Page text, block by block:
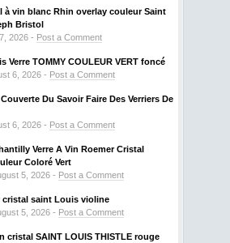
à vin blanc Rhin overlay couleur Saint
Bristol
2026 - Post a Comment
Verre TOMMY COULEUR VERT foncé
6, 2026 - Post a Comment
Du Savoir Faire Des Verriers De
6, 2026 - Post a Comment
Verre A Vin Roemer Cristal
Coloré Vert
5, 2026 - Post a Comment
cristal saint Louis violine
5, 2026 - Post a Comment
cristal SAINT LOUIS THISTLE rouge